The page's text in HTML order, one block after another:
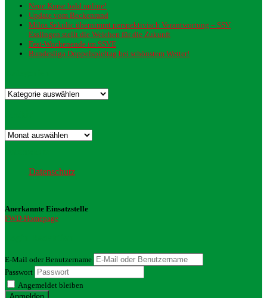
Neue Kurse bald online!
Update vom Beckenrand
Milos Sekulic übernimmt perspektivisch Verantwortung – SSV
Esslingen stellt die Weichen für die Zukunft
Fest-Wochenende im SSVE
Bundesliga Doppelspieltag bei schönstem Wetter!
Kategorien
Archiv
Datenschutz
Anerkannte Einsatzstelle
FWD-Homepage
E-Mail oder Benutzername
Passwort
Angemeldet bleiben